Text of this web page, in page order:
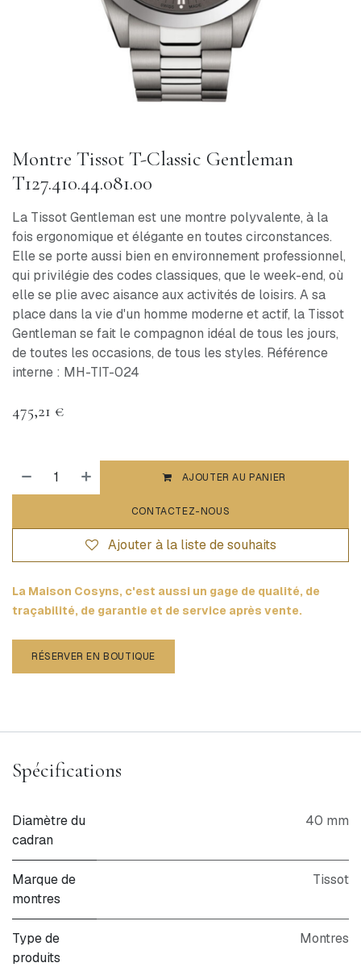
Montre Tissot T-Classic Gentleman
T127.410.44.081.00
La Tissot Gentleman est une montre polyvalente, à la
fois ergonomique et élégante en toutes circonstances.
Elle se porte aussi bien en environnement professionnel,
qui privilégie des codes classiques, que le week-end, où
elle se plie avec aisance aux activités de loisirs. A sa
place dans la vie d'un homme moderne et actif, la Tissot
Gentleman se fait le compagnon idéal de tous les jours,
de toutes les occasions, de tous les styles. Référence
interne : MH-TIT-024
475,21 €
AJOUTER AU PANIER
CONTACTEZ-NOUS
Ajouter à la liste de souhaits
La Maison Cosyns, c'est aussi un gage de qualité, de
traçabilité, de garantie et de service après vente.
RÉSERVER EN BOUTIQUE
Spécifications
Diamètre du
cadran
40 mm
Marque de
montres
Tissot
Type de
produits
Montres